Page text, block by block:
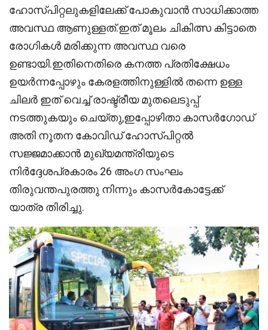
ഹോസ്പിറ്റലുകളിലേക്ക് പോകുവാൻ സാധിക്കാത്ത
അവസ്ഥ ആണുള്ളത്.ഇത് മൂലം ചികിത്സ കിട്ടാതെ
രോഗികൾ മരിക്കുന്ന അവസ്ഥ വരെ
ഉണ്ടായി.ഇതിനെതിരെ കനത്ത പ്രതിക്ഷേധം
ഉയർന്നപ്പോഴും കേരളത്തിനുള്ളിൽ തന്നെ ഉള്ള
ചിലർ ഇത് വെച്ച് രാഷ്ട്രീയ മുതലെടുപ്പ്
നടത്തുകയും ചെയ്തു,ഇപ്പോഴിതാ കാസർഗോഡ്
അതി നൂതന കോവിഡ് ഹോസ്പിറ്റൽ
സജ്ജമാക്കാൻ മുഖ്യമന്ത്രിയുടെ
നിർദ്ദേശപ്രകാരം 26 അംഗ സംഘം
തിരുവന്തപുരത്തു നിന്നും കാസർകോട്ടേക്ക്
യാത്ര തിരിച്ചു.